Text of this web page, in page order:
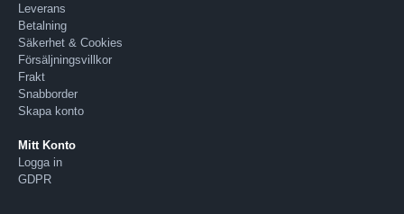
Leverans
Betalning
Säkerhet & Cookies
Försäljningsvillkor
Frakt
Snabborder
Skapa konto
Mitt Konto
Logga in
GDPR